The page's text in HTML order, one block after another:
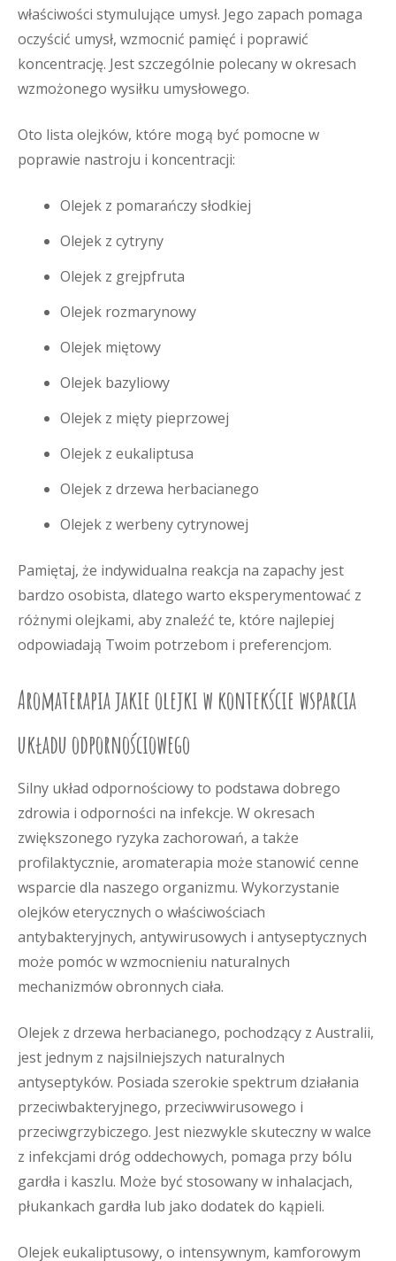
właściwości stymulujące umysł. Jego zapach pomaga
oczyścić umysł, wzmocnić pamięć i poprawić
koncentrację. Jest szczególnie polecany w okresach
wzmożonego wysiłku umysłowego.
Oto lista olejków, które mogą być pomocne w
poprawie nastroju i koncentracji:
Olejek z pomarańczy słodkiej
Olejek z cytryny
Olejek z grejpfruta
Olejek rozmarynowy
Olejek miętowy
Olejek bazyliowy
Olejek z mięty pieprzowej
Olejek z eukaliptusa
Olejek z drzewa herbacianego
Olejek z werbeny cytrynowej
Pamiętaj, że indywidualna reakcja na zapachy jest
bardzo osobista, dlatego warto eksperymentować z
różnymi olejkami, aby znaleźć te, które najlepiej
odpowiadają Twoim potrzebom i preferencjom.
Aromaterapia jakie olejki w kontekście wsparcia
układu odpornościowego
Silny układ odpornościowy to podstawa dobrego
zdrowia i odporności na infekcje. W okresach
zwiększonego ryzyka zachorowań, a także
profilaktycznie, aromaterapia może stanowić cenne
wsparcie dla naszego organizmu. Wykorzystanie
olejków eterycznych o właściwościach
antybakteryjnych, antywirusowych i antyseptycznych
może pomóc w wzmocnieniu naturalnych
mechanizmów obronnych ciała.
Olejek z drzewa herbacianego, pochodzący z Australii,
jest jednym z najsilniejszych naturalnych
antyseptyków. Posiada szerokie spektrum działania
przeciwbakteryjnego, przeciwwirusowego i
przeciwgrzybiczego. Jest niezwykle skuteczny w walce
z infekcjami dróg oddechowych, pomaga przy bólu
gardła i kaszlu. Może być stosowany w inhalacjach,
płukankach gardła lub jako dodatek do kąpieli.
Olejek eukaliptusowy, o intensywnym, kamforowym